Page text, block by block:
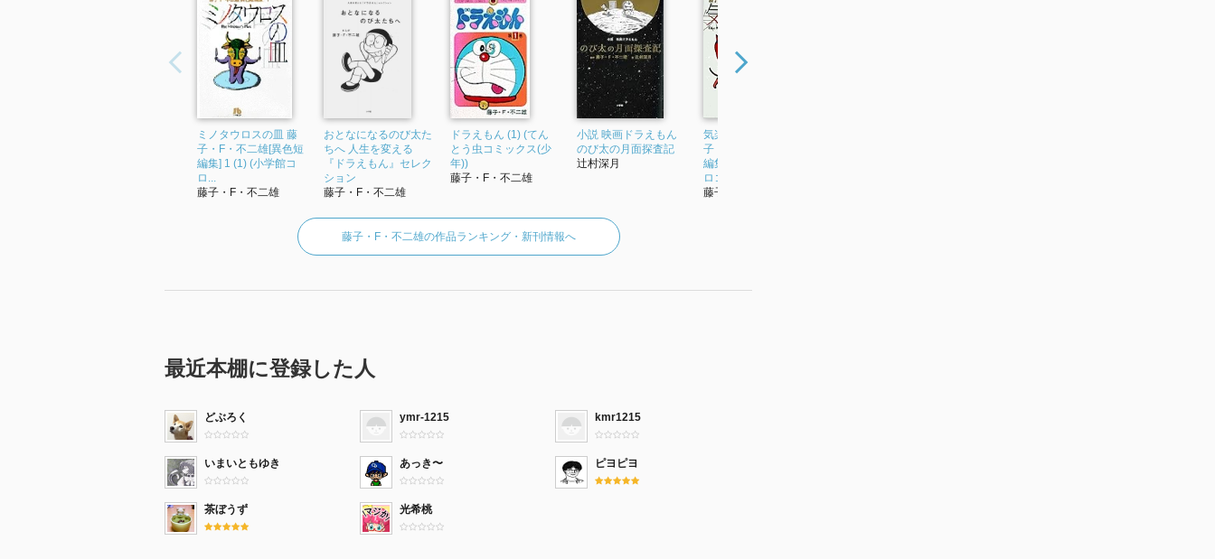
ミノタウロスの皿 藤
子・F・不二雄[異色短
編集] 1 (1) (小学館コ
ロ...
藤子・F・不二雄
おとなになるのび太た
ちへ 人生を変える
『ドラえもん』セレク
ション
藤子・F・不二雄
ドラえもん (1) (てん
とう虫コミックス(少
年))
藤子・F・不二雄
小説 映画ドラえもん
のび太の月面探査記
辻村深月
気楽に殺ろうよ 藤
子・F・不二雄[異色短
編集] 2 (2) (小学館コ
ロコ...
藤子・F・不二雄
藤子・F・不二雄の作品ランキング・新刊情報へ
最近本棚に登録した人
どぶろく ymr-1215 kmr1215
いまいともゆき あっき〜 ピヨピヨ
茶ぼうず 光希桃